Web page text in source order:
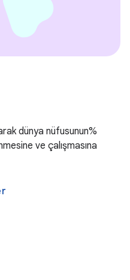
dünya nüfusunun%
ve çalışmasına